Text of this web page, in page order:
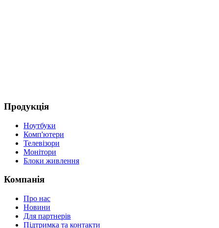
Продукція
Ноутбуки
Комп'ютери
Телевізори
Монітори
Блоки живлення
Компанія
Про нас
Новини
Для партнерів
Підтримка та контакти